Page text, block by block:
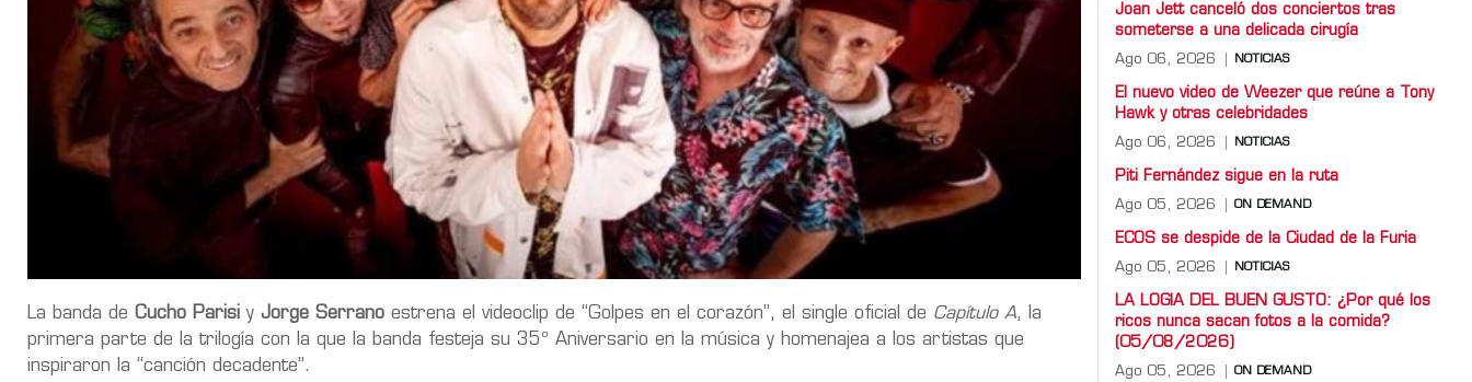
La banda de Cucho Parisi y Jorge Serrano estrena el videoclip de “Golpes en el corazón”, el single oficial de Capítulo A, la
primera parte de la trilogía con la que la banda festeja su 35º Aniversario en la música y homenajea a los artistas que
inspiraron la “canción decadente”.
Joan Jett canceló dos conciertos tras
someterse a una delicada cirugía
Ago 06, 2026 NOTICIAS
El nuevo video de Weezer que reúne a Tony
Hawk y otras celebridades
Ago 06, 2026 NOTICIAS
Piti Fernández sigue en la ruta
Ago 05, 2026 ON DEMAND
ECOS se despide de la Ciudad de la Furia
Ago 05, 2026 NOTICIAS
LA LOGIA DEL BUEN GUSTO: ¿Por qué los
ricos nunca sacan fotos a la comida?
(05/08/2026)
Ago 05, 2026 ON DEMAND